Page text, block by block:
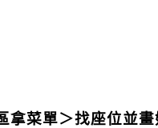
拿菜單＞找座位並